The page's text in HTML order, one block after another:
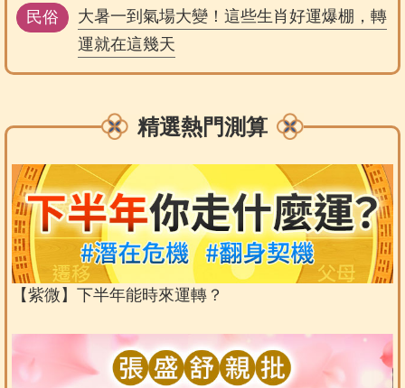
民俗
大暑一到氣場大變！這些生肖好運爆棚，轉
運就在這幾天
精選熱門測算
【紫微】下半年能時來運轉？